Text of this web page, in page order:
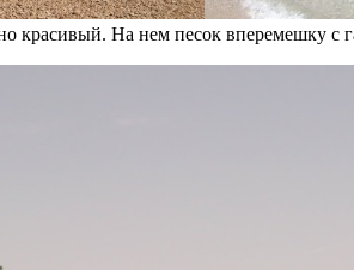
красивый. На нем песок вперемешку с